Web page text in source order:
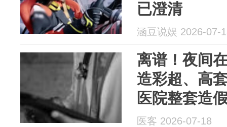
已澄清
涵豆说娱 2026-07-
离谱！夜间
造彩超、高
医院整套造
医客 2026-07-18